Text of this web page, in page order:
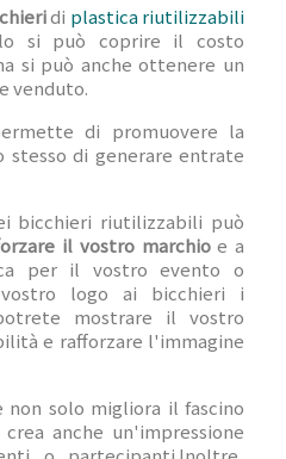
di plastica riutilizzabili
si può coprire il costo
si può anche ottenere un
venduto.
di promuovere la
di generare entrate
bicchieri riutilizzabili può
il vostro marchioe a
per il vostro evento o
vostro logo ai bicchieri i
mostrare il vostro
e rafforzare l'immagine
non solo migliora il fascino
anche un'impressione